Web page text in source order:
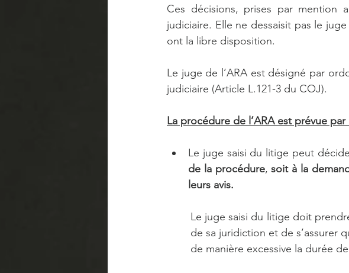
Ces décisions, prises par mention
judiciaire. Elle ne dessaisit pas le
ont la libre disposition.
Le juge de l’ARA est désigné par
judiciaire (Article L.121-3 du COJ).
La procédure de l’ARA est prévue par
Le juge saisi du litige peut
de la procédure, soit à la
leurs avis.
Le juge saisi du litige doit
de sa juridiction et de s’assurer
de manière excessive la durée